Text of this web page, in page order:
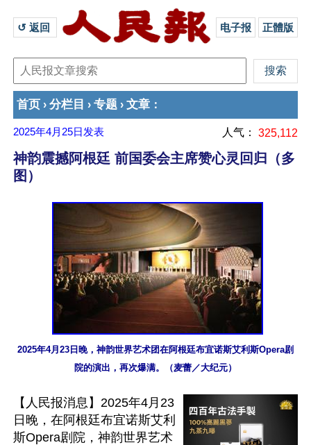
↺ 返回 电子报 正體版
首页 › 分栏目 › 专题 › 文章 ：
2025年4月25日 发表 人气： 325,112
神韵震撼阿根廷 前国委会主席赞心灵回归（多
图）
2025年4月23日晚，神韵世界艺术团在阿根廷布宜诺斯艾利斯Opera剧
院的演出，再次爆满。（麦蕾／大纪元）
【人民报消息】2025年4月23
日晚，在阿根廷布宜诺斯艾利
斯Opera剧院，神韵世界艺术